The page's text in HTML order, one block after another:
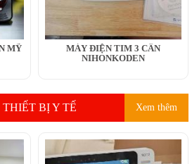
MỸ
MÁY ĐIỆN TIM 3 CẦN
NIHONKODEN
THIẾT BỊ Y TẾ Xem thêm